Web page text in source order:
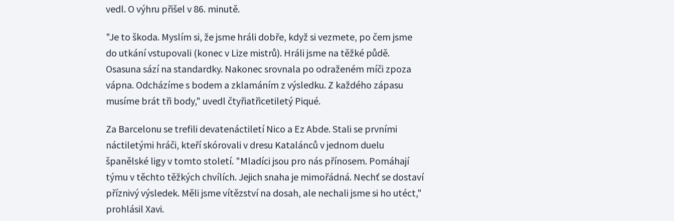
vedl. O výhru přišel v 86. minutě.
"Je to škoda. Myslím si, že jsme hráli dobře, když si vezmete, po čem jsme
do utkání vstupovali (konec v Lize mistrů). Hráli jsme na těžké půdě.
Osasuna sází na standardky. Nakonec srovnala po odraženém míči zpoza
vápna. Odcházíme s bodem a zklamáním z výsledku. Z každého zápasu
musíme brát tři body," uvedl čtyřiatřicetiletý Piqué.
Za Barcelonu se trefili devatenáctiletí Nico a Ez Abde. Stali se prvními
náctiletými hráči, kteří skórovali v dresu Katalánců v jednom duelu
španělské ligy v tomto století. "Mladíci jsou pro nás přínosem. Pomáhají
týmu v těchto těžkých chvílích. Jejich snaha je mimořádná. Nechť se dostaví
příznivý výsledek. Měli jsme vítězství na dosah, ale nechali jsme si ho utéct,"
prohlásil Xavi.